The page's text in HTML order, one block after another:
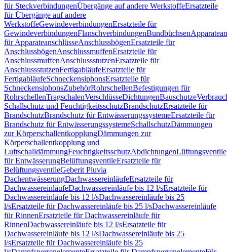
für SteckverbindungenÜbergänge auf andere WerkstoffeErsatzteile
für Übergänge auf andere
WerkstoffeGewindeverbindungenErsatzteile für
GewindeverbindungenFlanschverbindungenBundbüchsen
für ApparateanschlüsseAnschlussbögenErsatzteile für
AnschlussbögenAnschlussmuffenErsatzteile für
AnschlussmuffenAnschlussstutzenErsatzteile für
AnschlussstutzenFertigabläufeErsatzteile für
FertigabläufeSchneckensiphonsErsatzteile für
SchneckensiphonsZubehörRohrschellenBefestigungen für
RohrschellenTragschalenVerschlüsseDichtungenBauschutze
Schallschutz und FeuchtigkeitsschutzBrandschutzErsatzteile für
BrandschutzBrandschutz für EntwässerungssystemeErsatzteile für
Brandschutz für EntwässerungssystemeSchallschutzDämmungen
zur KörperschallentkopplungDämmungen zur
Körperschallentkopplung und
LuftschalldämmungFeuchtigkeitsschutzAbdichtungenLüftungsventile
für EntwässerungBelüftungsventileErsatzteile für
BelüftungsventileGeberit Pluvia
DachentwässerungDachwassereinläufeErsatzteile für
DachwassereinläufeDachwassereinläufe bis 12 l/sErsatzteile für
Dachwassereinläufe bis 12 l/sDachwassereinläufe bis 25
l/sErsatzteile für Dachwassereinläufe bis 25 l/sDachwassereinläufe
für RinnenErsatzteile für Dachwassereinläufe für
RinnenDachwassereinläufe bis 12 l/sErsatzteile für
Dachwassereinläufe bis 12 l/sDachwassereinläufe bis 25
l/sErsatzteile für Dachwassereinläufe bis 25